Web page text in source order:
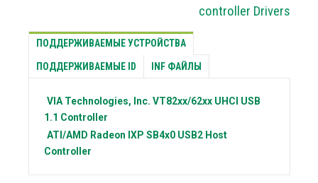
controller Drivers
ПОДДЕРЖИВАЕМЫЕ УСТРОЙСТВА
ПОДДЕРЖИВАЕМЫЕ ID INF ФАЙЛЫ
VIA Technologies, Inc. VT82xx/62xx UHCI USB
1.1 Controller
ATI/AMD Radeon IXP SB4x0 USB2 Host
Controller